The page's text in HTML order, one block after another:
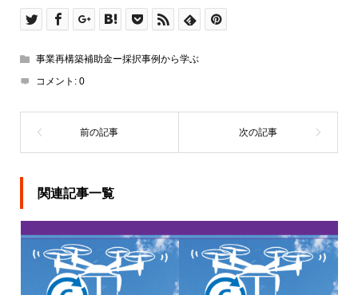
事業再構築補助金ー採択事例から学ぶ
コメント: 0
関連記事一覧